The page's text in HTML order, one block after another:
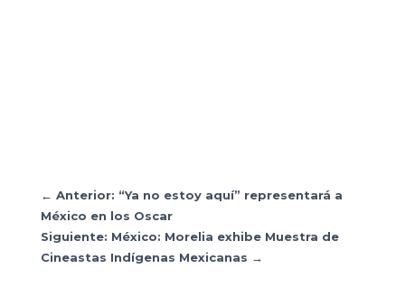
← Anterior: “Ya no estoy aquí” representará a
México en los Oscar
Siguiente: México: Morelia exhibe Muestra de
Cineastas Indígenas Mexicanas →